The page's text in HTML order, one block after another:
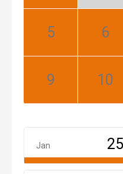
Máj:
Jún:
September:
Január
Jan